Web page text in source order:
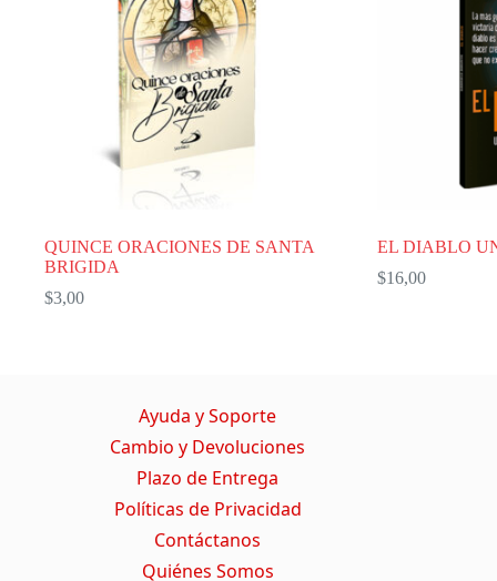
QUINCE ORACIONES DE SANTA
BRIGIDA
$3,00
EL DIABLO
$16,00
Ayuda y Soporte
Cambio y Devoluciones
Plazo de Entrega
Políticas de Privacidad
Contáctanos
Quiénes Somos